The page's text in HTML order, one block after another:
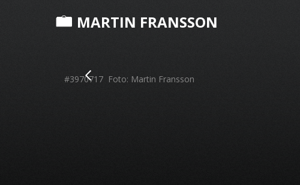
MARTIN FRANSSON
#3970717 Foto: Martin Fransson